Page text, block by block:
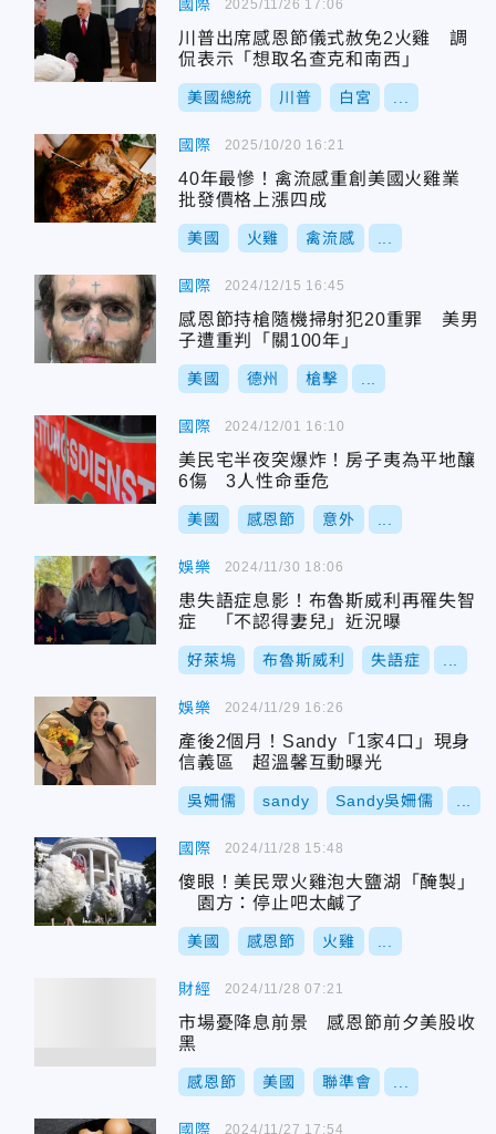
國際
川普出席感恩節儀式赦免2火雞 調
侃表示「想取名查克和南西」
美國總統 川普 白宮
2025/11/26 17:06
國際
40年最慘！禽流感重創美國火雞業
批發價格上漲四成
美國 火雞 禽流感
2025/10/20 16:21
國際
感恩節持槍隨機掃射犯20重罪 美男
子遭重判「關100年」
美國 德州 槍擊
2024/12/15 16:45
國際
美民宅半夜突爆炸！房子夷為平地釀
6傷 3人性命垂危
美國 感恩節 意外
2024/12/01 16:10
娛樂
患失語症息影！布魯斯威利再罹失智
症 「不認得妻兒」近況曝
好萊塢 布魯斯威利 失語症
2024/11/30 18:06
娛樂
產後2個月！Sandy「1家4口」現身
信義區 超溫馨互動曝光
吳姍儒 sandy Sandy吳姍儒
2024/11/29 16:26
國際
傻眼！美民眾火雞泡大鹽湖「醃製」
園方：停止吧太鹹了
美國 感恩節 火雞
2024/11/28 15:48
財經
市場憂降息前景 感恩節前夕美股收
黑
感恩節 美國 聯準會
2024/11/28 07:21
國際 2024/11/27 17:54